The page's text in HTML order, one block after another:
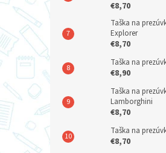
€8,70
Taška na
Explorer
€8,70
Taška na
€8,90
Taška na
Lamborghini
€8,70
Taška na
€8,70